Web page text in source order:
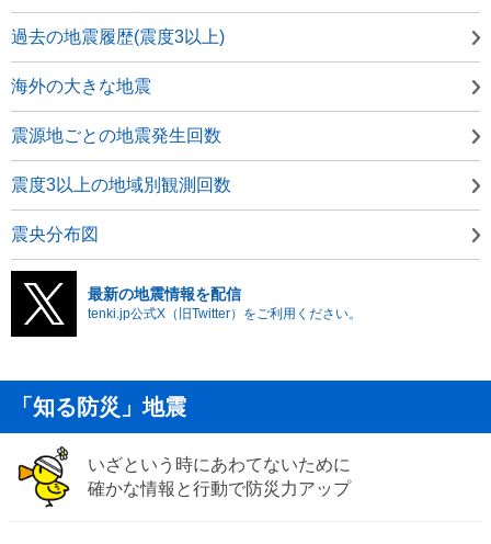
過去の地震履歴(震度3以上)
海外の大きな地震
震源地ごとの地震発生回数
震度3以上の地域別観測回数
震央分布図
最新の地震情報を配信
tenki.jp公式X（旧Twitter）をご利用ください。
「知る防災」地震
いざという時にあわてないために
確かな情報と行動で防災力アップ